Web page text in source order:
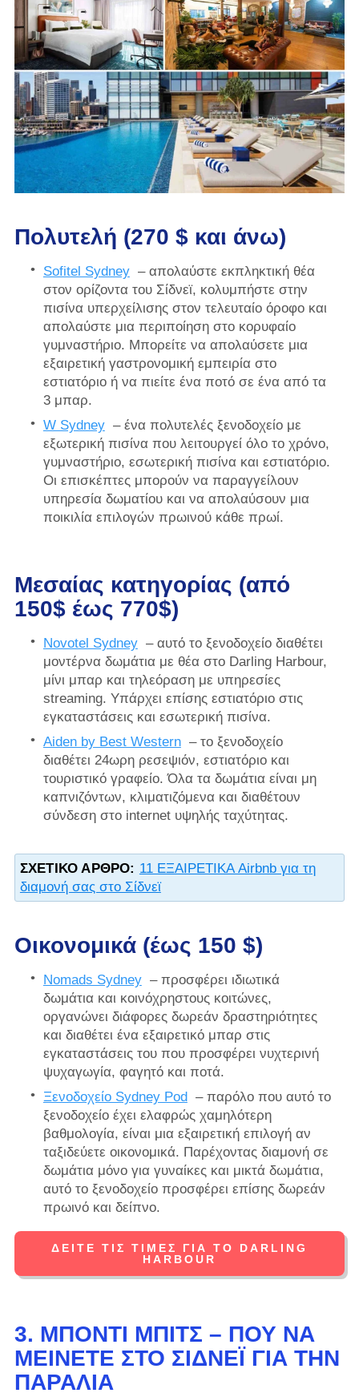
Πολυτελή (270 $ και άνω)
Sofitel Sydney– απολαύστε εκπληκτική θέα
στον ορίζοντα του Σίδνεϊ, κολυμπήστε στην
πισίνα υπερχείλισης στον τελευταίο όροφο και
απολαύστε μια περιποίηση στο κορυφαίο
γυμναστήριο. Μπορείτε να απολαύσετε μια
εξαιρετική γαστρονομική εμπειρία στο
εστιατόριο ή να πιείτε ένα ποτό σε ένα από τα
3 μπαρ.
W Sydney– ένα πολυτελές ξενοδοχείο με
εξωτερική πισίνα που λειτουργεί όλο το χρόνο,
γυμναστήριο, εσωτερική πισίνα και εστιατόριο.
Οι επισκέπτες μπορούν να παραγγείλουν
υπηρεσία δωματίου και να απολαύσουν μια
ποικιλία επιλογών πρωινού κάθε πρωί.
Μεσαίας κατηγορίας (από
150$ έως 770$)
Novotel Sydney– αυτό το ξενοδοχείο διαθέτει
μοντέρνα δωμάτια με θέα στο Darling Harbour,
μίνι μπαρ και τηλεόραση με υπηρεσίες
streaming. Υπάρχει επίσης εστιατόριο στις
εγκαταστάσεις και εσωτερική πισίνα.
Aiden by Best Western– το ξενοδοχείο
διαθέτει 24ωρη ρεσεψιόν, εστιατόριο και
τουριστικό γραφείο. Όλα τα δωμάτια είναι μη
καπνιζόντων, κλιματιζόμενα και διαθέτουν
σύνδεση στο internet υψηλής ταχύτητας.
ΣΧΕΤΙΚΌ ΆΡΘΡΟ: 11 ΕΞΑΙΡΕΤΙΚΑ Airbnb για τη
διαμονή σας στο Σίδνεϊ
Οικονομικά (έως 150 $)
Nomads Sydney– προσφέρει ιδιωτικά
δωμάτια και κοινόχρηστους κοιτώνες,
οργανώνει διάφορες δωρεάν δραστηριότητες
και διαθέτει ένα εξαιρετικό μπαρ στις
εγκαταστάσεις του που προσφέρει νυχτερινή
ψυχαγωγία, φαγητό και ποτά.
Ξενοδοχείο Sydney Pod – παρόλο που αυτό το
ξενοδοχείο έχει ελαφρώς χαμηλότερη
βαθμολογία, είναι μια εξαιρετική επιλογή αν
ταξιδεύετε οικονομικά. Παρέχοντας διαμονή σε
δωμάτια μόνο για γυναίκες και μικτά δωμάτια,
αυτό το ξενοδοχείο προσφέρει επίσης δωρεάν
πρωινό και δείπνο.
ΔΕΊΤΕ ΤΙΣ ΤΙΜΈΣ ΓΙΑ ΤΟ DARLING
HARBOUR
3. ΜΠΌΝΤΙ ΜΠΙΤΣ – ΠΟΎ ΝΑ
ΜΕΊΝΕΤΕ ΣΤΟ ΣΊΔΝΕΪ ΓΙΑ ΤΗΝ
ΠΑΡΑΛΊΑ